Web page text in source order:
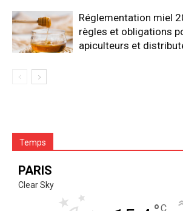
Réglementation miel
règles et obligations
apiculteurs et
Temps
PARIS
Clear Sky
C